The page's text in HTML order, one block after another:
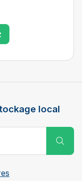
local